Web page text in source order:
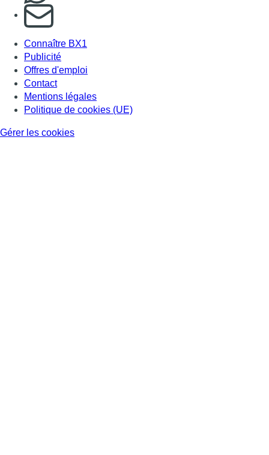
S'abonner à notre newsletter
Connaître BX1
Publicité
Offres d'emploi
Contact
Mentions légales
Politique de cookies (UE)
Gérer les cookies